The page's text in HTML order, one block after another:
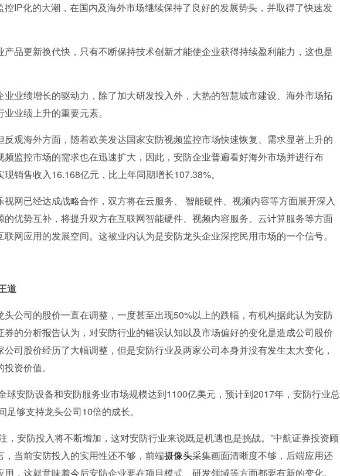
IP化的大潮，在国内及海外市场继续保持了良好的发展势头，并取得了快速发
更新换代快，只有不断保持技术创新才能使企业获得持续盈利能力，这也是
绩增长的驱动力，除了加大研发投入外，大热的智慧城市建设、海外市场拓
业绩上升的重要元素。
海外方面，随着欧美发达国家安防视频监控市场快速恢复、需求显著上升的
监控市场的需求也在迅速扩大，因此，安防企业普遍看好海外市场并进行布
销售收入16.168亿元，比上年同期增长107.38%。
已经达成战略合作，双方将在云服务、 智能硬件、视频内容等方面展开深入
优势互补，将提升双方在互联网智能硬件、视频内容服务、云计算服务等方面
网应用的发展空间。这被业内认为是安防龙头企业深挖民用市场的一个信号。
道
司的股价一直在调整，一度甚至出现50%以上的跌幅，有机构据此认为安防
的分析报告认为，对安防行业的错误认知以及市场偏好的变化是造成公司股价
司股价经历了大幅调整，但是安防行业及两家公司本身并没有发生太大变化，
资价值。
安防设备和安防服务业市场规模达到1100亿美元，预计到2017年，安防行业总
够支持龙头公司10倍的成长。
安防投入将不断增加，这对安防行业来说既是机遇也是挑战。”中航证券投资顾
当前安防投入的实用性还不够，前端摄像头采集画面清晰度不够，后端应用还
，这就意味着今后安防企业要在项目模式、研发领域等方面都要有新的变化。